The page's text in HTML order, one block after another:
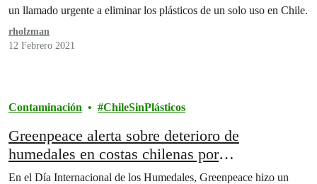
un llamado urgente a eliminar los plásticos de un solo uso en Chile.
rholzman
12 Febrero 2021
Contaminación ChileSinPlásticos
Greenpeace alerta sobre deterioro de
humedales en costas chilenas por
contaminación plástica
En el Día Internacional de los Humedales, Greenpeace hizo un